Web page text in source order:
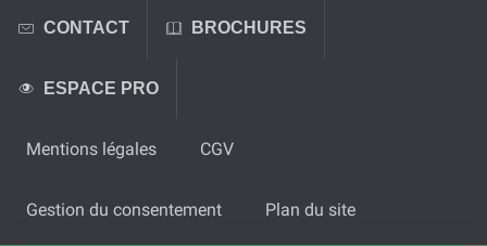
CONTACT BROCHURES
ESPACE PRO
Mentions légales CGV
Gestion du consentement Plan du site